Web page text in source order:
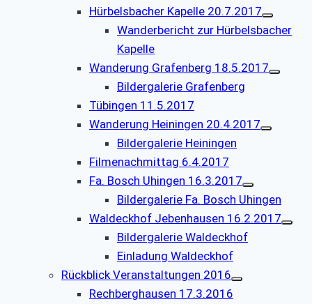
Hürbelsbacher Kapelle 20.7.2017
Wanderbericht zur Hürbelsbacher
Kapelle
Wanderung Grafenberg 18.5.2017
Bildergalerie Grafenberg
Tübingen 11.5.2017
Wanderung Heiningen 20.4.2017
Bildergalerie Heiningen
Filmenachmittag 6.4.2017
Fa. Bosch Uhingen 16.3.2017
Bildergalerie Fa. Bosch Uhingen
Waldeckhof Jebenhausen 16.2.2017
Bildergalerie Waldeckhof
Einladung Waldeckhof
Rückblick Veranstaltungen 2016
Rechberghausen 17.3.2016